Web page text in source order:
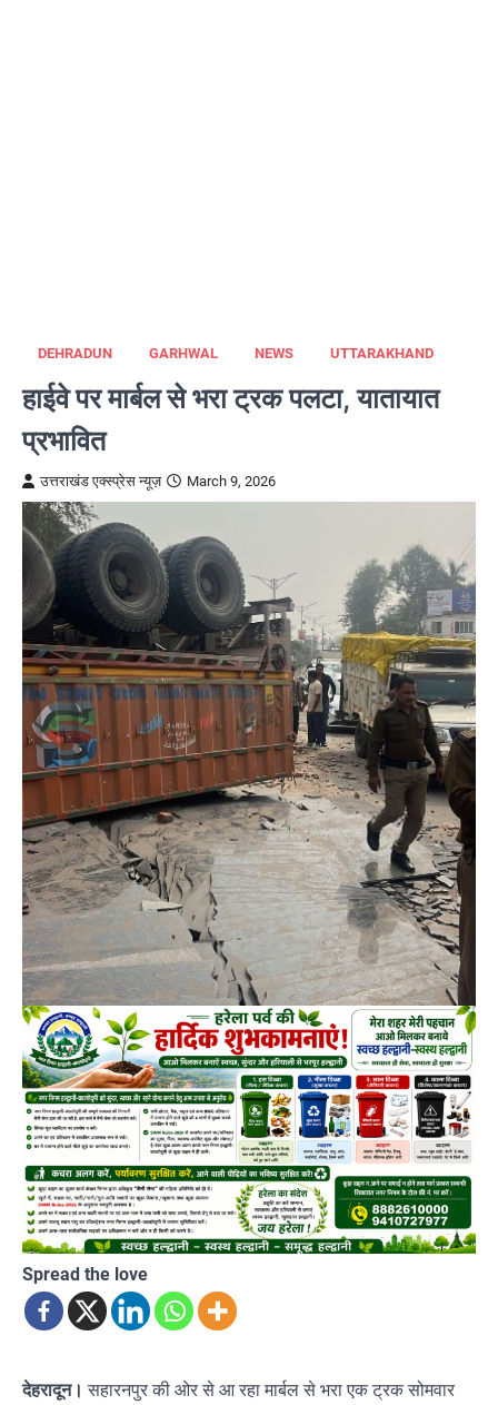
DEHRADUN GARHWAL NEWS UTTARAKHAND
हाईवे पर मार्बल से भरा ट्रक पलटा, यातायात
प्रभावित
उत्तराखंड एक्स्प्रेस न्यूज़ March 9, 2026
Spread the love
देहरादून। सहारनपुर की ओर से आ रहा मार्बल से भरा एक ट्रक सोमवार